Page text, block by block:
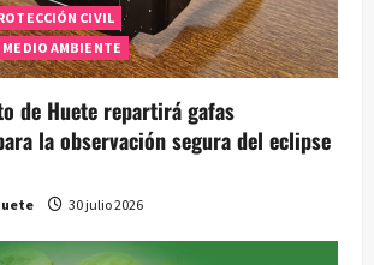
CIVIL
MEDIO AMBIENTE
de Huete repartirá gafas
la observación segura del eclipse
30 julio 2026